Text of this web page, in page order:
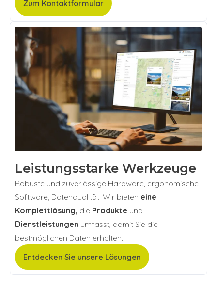
Zum Kontaktformular
Leistungsstarke Werkzeuge
Robuste und zuverlässige Hardware, ergonomische
Software, Datenqualität: Wir bieten eine
Komplettlösung, die Produkte und
Dienstleistungen umfasst, damit Sie die
bestmöglichen Daten erhalten.
Entdecken Sie unsere Lösungen